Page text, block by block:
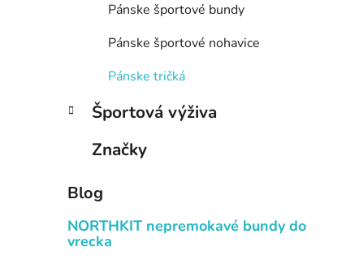
Pánske športové bundy
Pánske športové nohavice
Pánske tričká
Športová výživa
Značky
Blog
NORTHKIT nepremokavé bundy do
vrecka